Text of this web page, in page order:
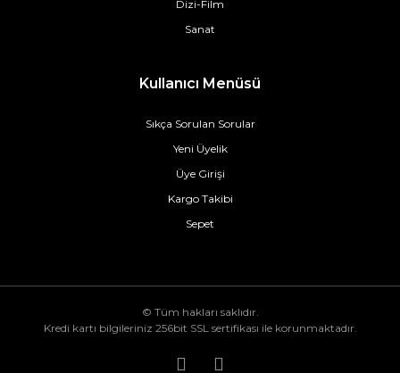
Dizi-Film
Sanat
Kullanıcı Menüsü
Sıkça Sorulan Sorular
Yeni Üyelik
Üye Girişi
Kargo Takibi
Sepet
© Tüm hakları saklıdır.
Kredi kartı bilgileriniz 256bit SSL sertifikası ile korunmaktadır.